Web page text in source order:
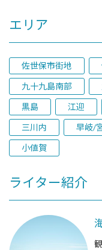
エリア
佐世保市街地
九十九島南部
黒島
江迎
三川内
早岐/
小値賀
ライター紹介